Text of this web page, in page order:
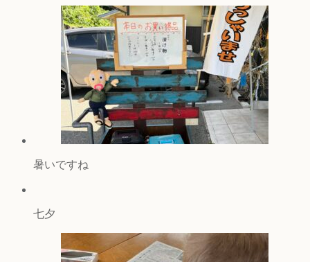
暑いですね
七夕